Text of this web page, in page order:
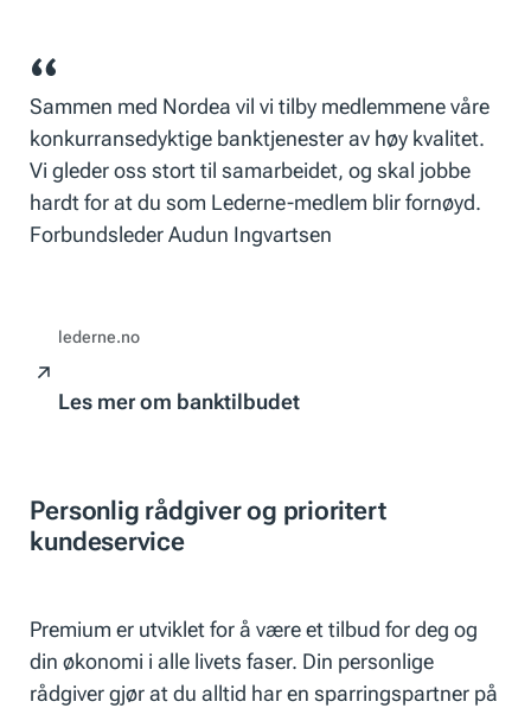
Sammen med Nordea vil vi tilby medlemmene våre
konkurransedyktige banktjenester av høy kvalitet.
Vi gleder oss stort til samarbeidet, og skal jobbe
hardt for at du som Lederne-medlem blir fornøyd.
Forbundsleder Audun Ingvartsen
lederne.no
Les mer om banktilbudet
Personlig rådgiver og prioritert
kundeservice
Premium er utviklet for å være et tilbud for deg og
din økonomi i alle livets faser. Din personlige
rådgiver gjør at du alltid har en sparringspartner på